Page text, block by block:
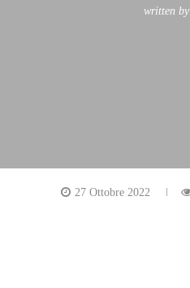
written by
27 Ottobre 2022